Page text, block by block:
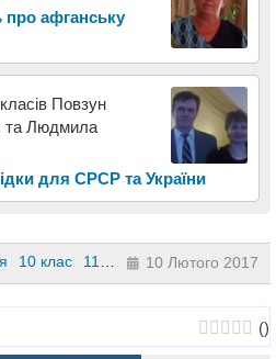
про афганську
Повзун
та Людмила
для СРСР та України
10 клас 11 клас 8 клас 9 клас
10 Лютого 2017
()